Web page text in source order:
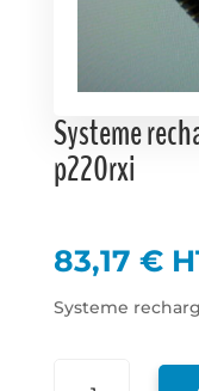
Systeme
p220rxi
83,17 €
Systeme